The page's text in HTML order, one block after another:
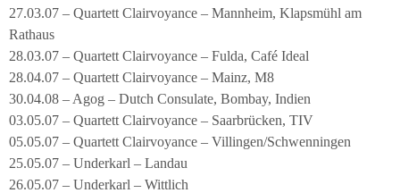
27.03.07 – Quartett Clairvoyance – Mannheim, Klapsmühl am
Rathaus
28.03.07 – Quartett Clairvoyance – Fulda, Café Ideal
28.04.07 – Quartett Clairvoyance – Mainz, M8
30.04.08 – Agog – Dutch Consulate, Bombay, Indien
03.05.07 – Quartett Clairvoyance – Saarbrücken, TIV
05.05.07 – Quartett Clairvoyance – Villingen/Schwenningen
25.05.07 – Underkarl – Landau
26.05.07 – Underkarl – Wittlich